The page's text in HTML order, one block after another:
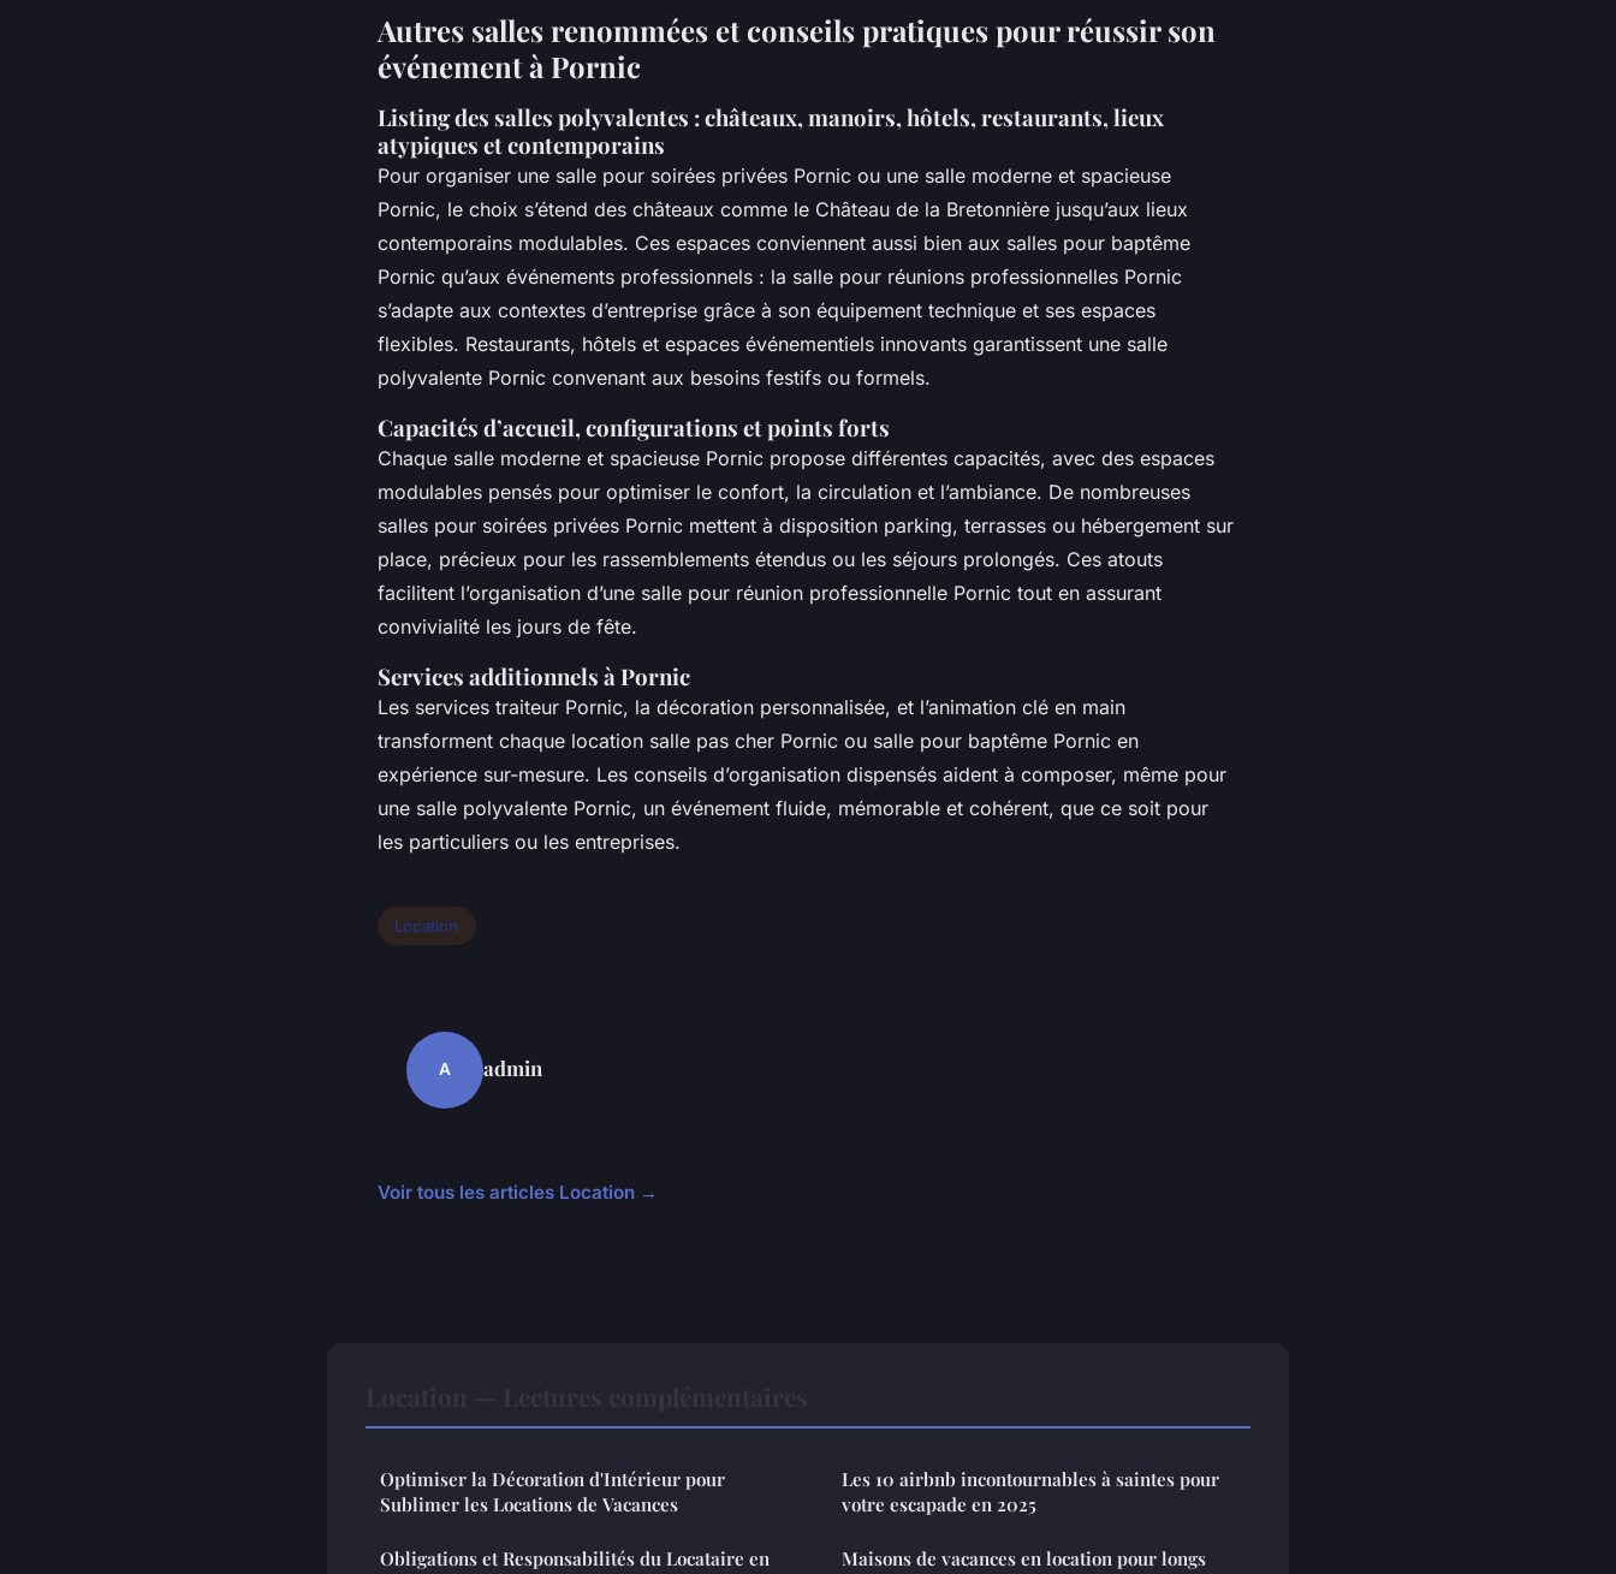
Autres salles renommées et conseils pratiques pour réussir son
événement à Pornic
Listing des salles polyvalentes : châteaux, manoirs, hôtels, restaurants, lieux
atypiques et contemporains
Pour organiser une salle pour soirées privées Pornic ou une salle moderne et spacieuse
Pornic, le choix s’étend des châteaux comme le Château de la Bretonnière jusqu’aux lieux
contemporains modulables. Ces espaces conviennent aussi bien aux salles pour baptême
Pornic qu’aux événements professionnels : la salle pour réunions professionnelles Pornic
s’adapte aux contextes d’entreprise grâce à son équipement technique et ses espaces
flexibles. Restaurants, hôtels et espaces événementiels innovants garantissent une salle
polyvalente Pornic convenant aux besoins festifs ou formels.
Capacités d’accueil, configurations et points forts
Chaque salle moderne et spacieuse Pornic propose différentes capacités, avec des espaces
modulables pensés pour optimiser le confort, la circulation et l’ambiance. De nombreuses
salles pour soirées privées Pornic mettent à disposition parking, terrasses ou hébergement sur
place, précieux pour les rassemblements étendus ou les séjours prolongés. Ces atouts
facilitent l’organisation d’une salle pour réunion professionnelle Pornic tout en assurant
convivialité les jours de fête.
Services additionnels à Pornic
Les services traiteur Pornic, la décoration personnalisée, et l’animation clé en main
transforment chaque location salle pas cher Pornic ou salle pour baptême Pornic en
expérience sur-mesure. Les conseils d’organisation dispensés aident à composer, même pour
une salle polyvalente Pornic, un événement fluide, mémorable et cohérent, que ce soit pour
les particuliers ou les entreprises.
Location
A admin
Voir tous les articles Location →
Optimiser la Décoration d'Intérieur pour
Sublimer les Locations de Vacances
Obligations et Responsabilités du Locataire en
Les 10 airbnb incontournables à saintes pour
votre escapade en 2025
Maisons de vacances en location pour longs